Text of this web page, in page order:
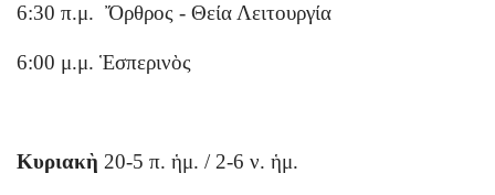
6:30 π.μ. Ὄρθρος - Θεία Λειτουργία
6:00 μ.μ. Ἑσπερινὸς
Κυριακὴ 20-5 π. ἡμ. / 2-6 ν. ἡμ.